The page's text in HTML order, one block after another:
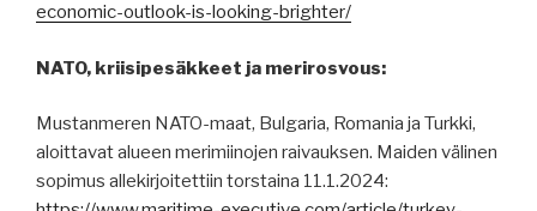
economic-outlook-is-looking-brighter/
NATO, kriisipesäkkeet ja merirosvous:
Mustanmeren NATO-maat, Bulgaria, Romania ja Turkki,
aloittavat alueen merimiinojen raivauksen. Maiden välinen
sopimus allekirjoitettiin torstaina 11.1.2024: